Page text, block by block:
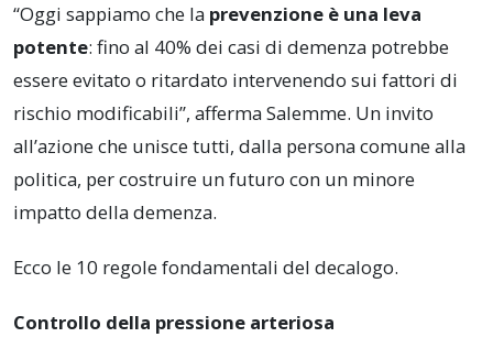
“Oggi sappiamo che la prevenzione è una leva
potente: fino al 40% dei casi di demenza potrebbe
essere evitato o ritardato intervenendo sui fattori di
rischio modificabili”, afferma Salemme. Un invito
all’azione che unisce tutti, dalla persona comune alla
politica, per costruire un futuro con un minore
impatto della demenza.
Ecco le 10 regole fondamentali del decalogo.
Controllo della pressione arteriosa